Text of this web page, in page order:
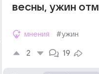
весны, ужин
мнения #ужин
2 19